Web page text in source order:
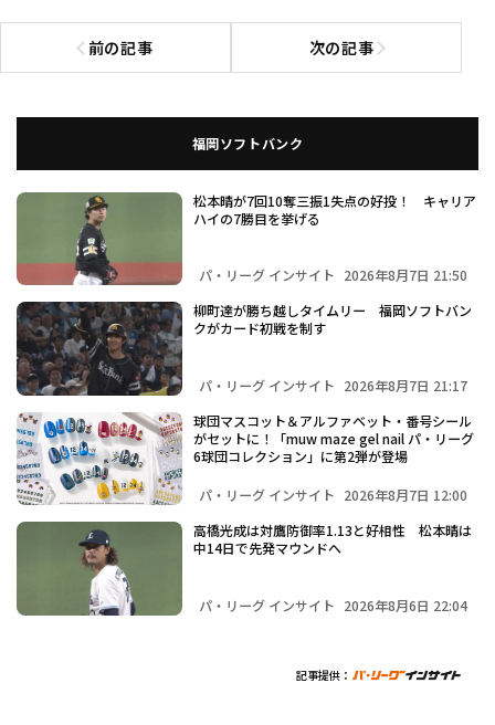
前の記事
前の記事へ 次の記事次の記事へ
福岡ソフトバンク
松本晴が7回10奪三振1失点の好投！ キャリア
ハイの7勝目を挙げる
パ・リーグ インサイト 2026年8月7日 21:50
柳町達が勝ち越しタイムリー 福岡ソフトバン
クがカード初戦を制す
パ・リーグ インサイト 2026年8月7日 21:17
球団マスコット＆アルファベット・番号シール
がセットに！「muw maze gel nail パ・リーグ
6球団コレクション」に第2弾が登場
パ・リーグ インサイト 2026年8月7日 12:00
高橋光成は対鷹防御率1.13と好相性 松本晴は
中14日で先発マウンドへ
パ・リーグ インサイト 2026年8月6日 22:04
記事提供：